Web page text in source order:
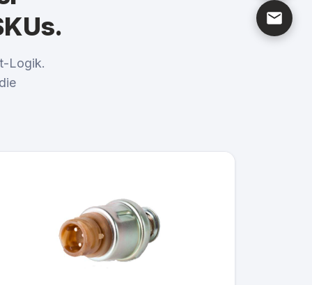
Logik.